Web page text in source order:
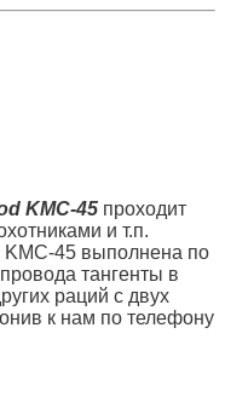
KMC-45 проходит
и т.п.
KMC-45 выполнена по
тангенты в
раций с двух
к нам по телефону